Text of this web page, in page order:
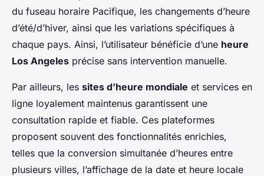
du fuseau horaire Pacifique, les changements d’heure
d’été/d’hiver, ainsi que les variations spécifiques à
chaque pays. Ainsi, l’utilisateur bénéficie d’une heure
Los Angeles précise sans intervention manuelle.
Par ailleurs, les sites d’heure mondiale et services en
ligne loyalement maintenus garantissent une
consultation rapide et fiable. Ces plateformes
proposent souvent des fonctionnalités enrichies,
telles que la conversion simultanée d’heures entre
plusieurs villes, l’affichage de la date et heure locale